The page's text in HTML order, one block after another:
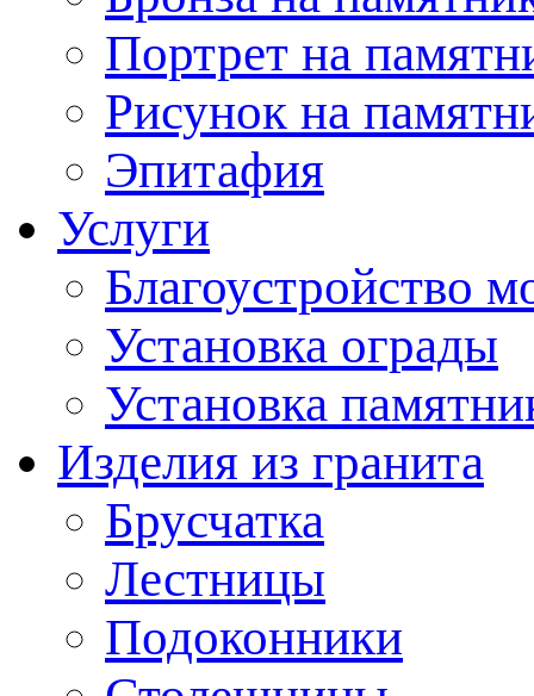
Портрет на
Рисунок на
Эпитафия
Услуги
Благоустройство
Установка ограды
Установка
Изделия из гранита
Брусчатка
Лестницы
Подоконники